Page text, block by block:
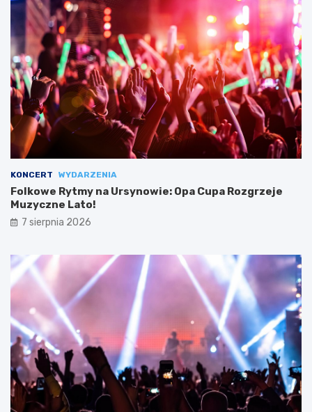
KONCERT WYDARZENIA
Folkowe Rytmy na Ursynowie: Opa Cupa Rozgrzeje
Muzyczne Lato!
7 sierpnia 2026